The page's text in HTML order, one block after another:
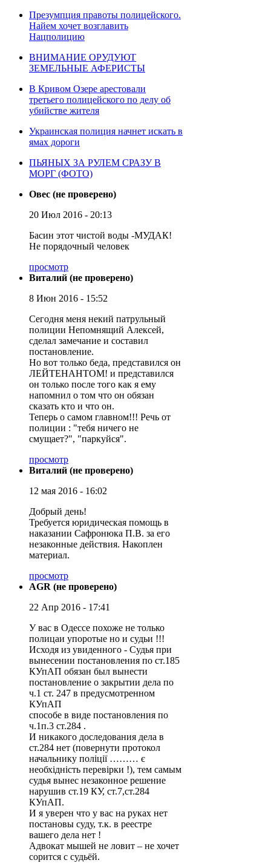
Презумпция правоты полицейского.
Найем хочет возглавить
Нацполицию
ВНИМАНИЕ ОРУДУЮТ
ЗЕМЕЛЬНЫЕ АФЕРИСТЫ
В Кривом Озере арестовали
третьего полицейского по делу об
убийстве жителя
Украинская полиция начнет искать в
ямах дороги
ПЬЯНЫХ ЗА РУЛЕМ СРАЗУ В
МОРГ (ФОТО)
Овес (не проверено)
20 Июл 2016 - 20:13
Басин этот чистой воды -МУДАК!
Не порядочный человек
просмотр
Виталий (не проверено)
8 Июн 2016 - 15:52
Сегодня меня некий патрульный
полиции Непомнящий Алексей,
сделал замечание и составил
постановление.
Но вот только беда, представился он
ЛЕЙТЕНАНТОМ! и представился
он только после того как я ему
напомнил о том что он обязан
сказать кто и что он.
Теперь о самом главном!!! Речь от
полиции : "тебя ничего не
смущает?", "паркуйся".
просмотр
Виталий (не проверено)
12 мая 2016 - 16:02
Добрый день!
Требуется юридическая помощь в
наказании Сафронюка П.В. за его
незаконные действия. Накоплен
материал.
просмотр
AGR (не проверено)
22 Апр 2016 - 17:41
У вас в Одессе похоже не только
полицаи упоротые но и судьи !!!
Исходя из увиденного - Судья при
вынесении постановления по ст.185
КУпАП обязан был вынести
постановление о закрытии дела по
ч.1 ст. 247 в предусмотренном
КУпАП
способе в виде постановления по
ч.1п.3 ст.284 .
И никакого доследования дела в
ст.284 нет (повернути протокол
начальнику поліції ……… є
необхідність перевірки !), тем самым
судья вынес незаконное решение
нарушив ст.19 КУ, ст.7,ст.284
КУпАП.
И я уверен что у вас на руках нет
постановы суду, т.к. в реестре
вашего дела нет !
Адвокат мышей не ловит – не хочет
сорится с судьёй.